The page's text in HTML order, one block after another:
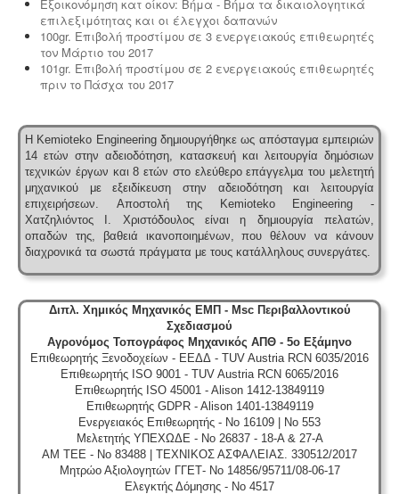
Εξοικονόμηση κατ οίκον: Βήμα - Βήμα τα δικαιολογητικά
επιλεξιμότητας και οι έλεγχοι δαπανών
100gr. Επιβολή προστίμου σε 3 ενεργειακούς επιθεωρητές
τον Μάρτιο του 2017
101gr. Επιβολή προστίμου σε 2 ενεργειακούς επιθεωρητές
πριν το Πάσχα του 2017
Η Kemioteko Engineering δημιουργήθηκε ως απόσταγμα εμπειριών
14 ετών στην αδειοδότηση, κατασκευή και λειτουργία δημόσιων
τεχνικών έργων και 8 ετών στο ελεύθερο επάγγελμα του μελετητή
μηχανικού με εξειδίκευση στην αδειοδότηση και λειτουργία
επιχειρήσεων. Αποστολή της Kemioteko Engineering -
Χατζηλιόντος Ι. Χριστόδουλος είναι η δημιουργία πελατών,
οπαδών της, βαθειά ικανοποιημένων, που θέλουν να κάνουν
διαχρονικά τα σωστά πράγματα με τους κατάλληλους συνεργάτες.
Διπλ. Χημικός Μηχανικός ΕΜΠ - Msc Περιβαλλοντικού
Σχεδιασμού
Αγρονόμος Τοπογράφος Μηχανικός ΑΠΘ - 5ο Εξάμηνο
Επιθεωρητής Ξενοδοχείων - ΕΕΔΔ - TUV Austria RCN 6035/2016
Επιθεωρητής ISO 9001 - TUV Austria RCN 6065/2016
Επιθεωρητής ISO 45001 - Alison 1412-13849119
Επιθεωρητής GDPR - Alison 1401-13849119
Ενεργειακός Επιθεωρητής - No 16109 | No 553
Μελετητής ΥΠΕΧΩΔΕ - No 26837 - 18-A & 27-A
ΑΜ ΤΕΕ - No 83488 | ΤΕΧΝΙΚΟΣ ΑΣΦΑΛΕΙΑΣ. 330512/2017
Μητρώο Αξιολογητών ΓΓΕΤ- No 14856/95711/08-06-17
Ελεγκτής Δόμησης - No 4517